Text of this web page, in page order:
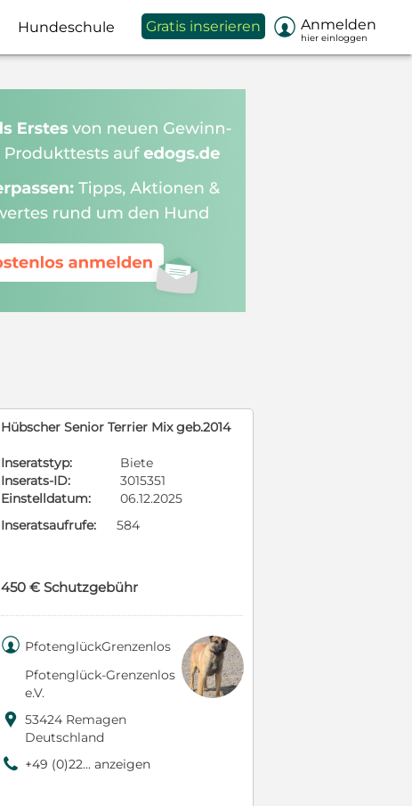
Hundeschule Gratis inserieren  Anmelden
hier einloggen
Hübscher Senior Terrier Mix geb.2014
Inseratstyp:
Biete
Inserats-ID:
3015351
Einstelldatum:
06.12.2025
Inseratsaufrufe:
584
450 € Schutzgebühr
 PfotenglückGrenzenlos
Pfotenglück-Grenzenlos
e.V.
 53424 Remagen
Deutschland
9 +49 (0)22... anzeigen